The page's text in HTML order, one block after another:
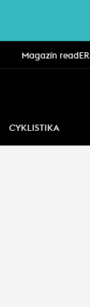
Magazín readER
CYKLISTIKA